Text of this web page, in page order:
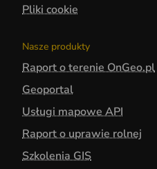
Pliki cookie
Nasze produkty
Raport o terenie OnGeo.pl
Geoportal
Usługi mapowe API
Raport o uprawie rolnej
Szkolenia GIS